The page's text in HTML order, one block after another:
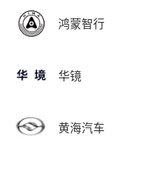
鸿蒙智行
华镜
黄海汽车